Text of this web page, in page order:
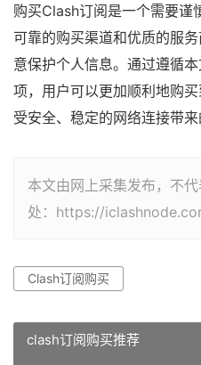
购买Clash订阅是一个需要谨
可靠的购买渠道和优质的服
意保护个人信息。通过遵循
项，用户可以更加顺利地购
受安全、稳定的网络连接带来
本文由网上采集发布，不
处：https://
Clash订阅购买
clash订阅购买推荐